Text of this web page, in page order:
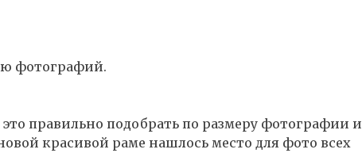
фотографий.
это правильно подобрать по размеру фотографии и
красивой раме нашлось место для фото всех